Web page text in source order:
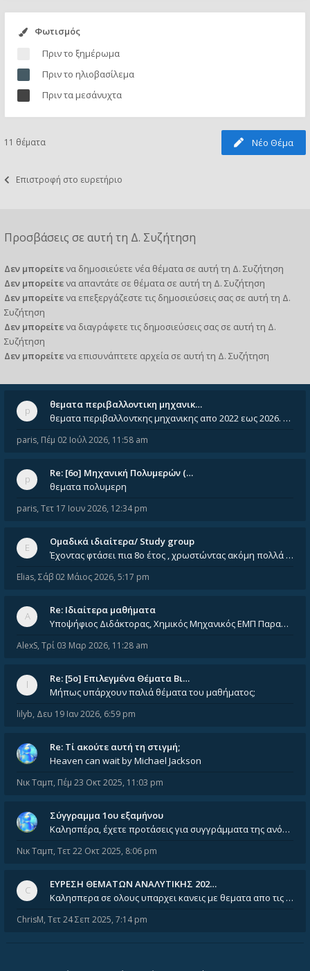
Φωτισμός
Πριν το ξημέρωμα
Πριν το ηλιοβασίλεμα
Πριν τα μεσάνυχτα
Νέο Θέμα
11 θέματα
Επιστροφή στο ευρετήριο
Προσβάσεις σε αυτή τη Δ. Συζήτηση
Δεν μπορείτενα δημοσιεύετε νέα θέματα σε αυτή τη Δ. Συζήτηση
Δεν μπορείτενα απαντάτε σε θέματα σε αυτή τη Δ. Συζήτηση
Δεν μπορείτενα επεξεργάζεστε τις δημοσιεύσεις σας σε αυτή τη Δ.
Συζήτηση
Δεν μπορείτενα διαγράφετε τις δημοσιεύσεις σας σε αυτή τη Δ.
Συζήτηση
Δεν μπορείτενα επισυνάπτετε αρχεία σε αυτή τη Δ. Συζήτηση
θεματα περιβαλλοντικη μηχανικ…
θεματα περιβαλλοντκης μηχανικης απο 2022 εως 2026. Δεν ειναι μεσα του Σεπτεμβιου του 2025. Αν τα εχει καποιος ας τα ανε
paris, Πέμ 02 Ιούλ 2026, 11:58 am
Re: [6o] Mηχανική Πολυμερών (…
θεματα πολυμερη
paris, Τετ 17 Ιουν 2026, 12:34 pm
Ομαδικά ιδιαίτερα/ Study group
Έχοντας φτάσει πια 8ο έτος , χρωστώντας ακόμη πολλά και χωρίς καμία όρεξη ούτε να διαβάσω μόνος μου ούτε να παρακολουθήσ
Elias, Σάβ 02 Μάιος 2026, 5:17 pm
Re: Ιδιαίτερα μαθήματα
Υποψήφιος Διδάκτορας, Χημικός Μηχανικός ΕΜΠ Παραδίδω ιδιαίτερα μαθήματα μέσης και ανώτατης εκπαίδευσης σε θετικές και τε
AlexS, Τρί 03 Μαρ 2026, 11:28 am
Re: [5ο] Επιλεγμένα Θέματα Βι…
Μήπως υπάρχουν παλιά θέματα του μαθήματος;
lilyb, Δευ 19 Ιαν 2026, 6:59 pm
Re: Tί ακούτε αυτή τη στιγμή;
Heaven can wait by Michael Jackson
Νικ Ταμπ, Πέμ 23 Οκτ 2025, 11:03 pm
Σύγγραμμα 1ου εξαμήνου
Καλησπέρα, έχετε προτάσεις για συγγράμματα της ανόργανης χημείας? Είμαι ανάμεσα σε Λιοδάκη, Chung και Atkins
Νικ Ταμπ, Τετ 22 Οκτ 2025, 8:06 pm
ΕΥΡΕΣΗ ΘΕΜΑΤΩΝ ΑΝΑΛΥΤΙΚΗΣ 202…
Καλησπερα σε ολους υπαρχει κανεις με θεματα απο τις εξετασεις του ιουνιου και σεπτεμβρίου για την αναλυτικη χημεια
ChrisM, Τετ 24 Σεπ 2025, 7:14 pm